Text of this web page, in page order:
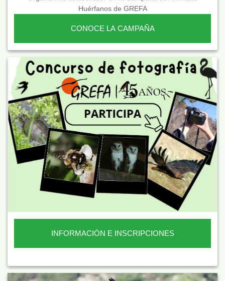
Huérfanos de GREFA
CONOCE LA CAMPAÑA
INFORMACIÓN E INSCRIPCIONES